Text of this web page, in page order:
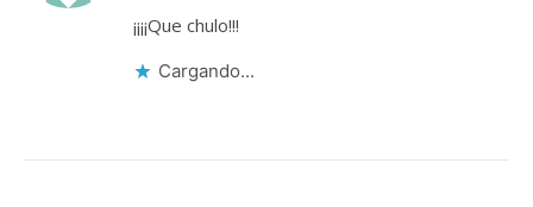
¡¡¡¡Que chulo!!!
Cargando...